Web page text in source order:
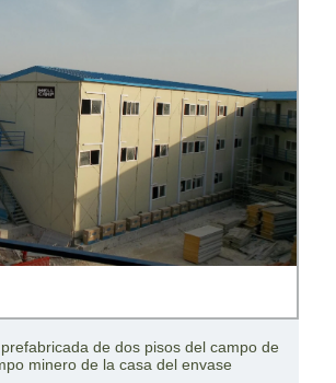
prefabricado prefabricado de la casa
de trabajo de la casa del envase